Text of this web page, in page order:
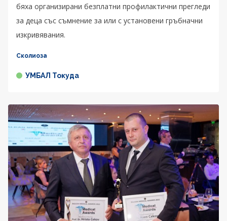
бяха организирани безплатни профилактични прегледи
за деца със съмнение за или с установени гръбначни
изкривявания.
Сколиоза
УМБАЛ Токуда